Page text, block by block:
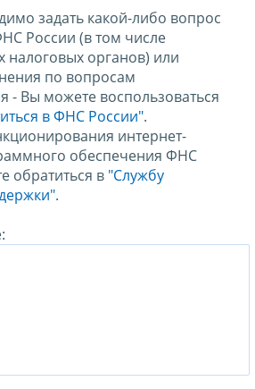
задать какой-либо вопрос
России (в том числе
налоговых органов) или
по вопросам
- Вы можете воспользоваться
в ФНС России".
интернет-
обеспечения ФНС
обратиться в "Службу